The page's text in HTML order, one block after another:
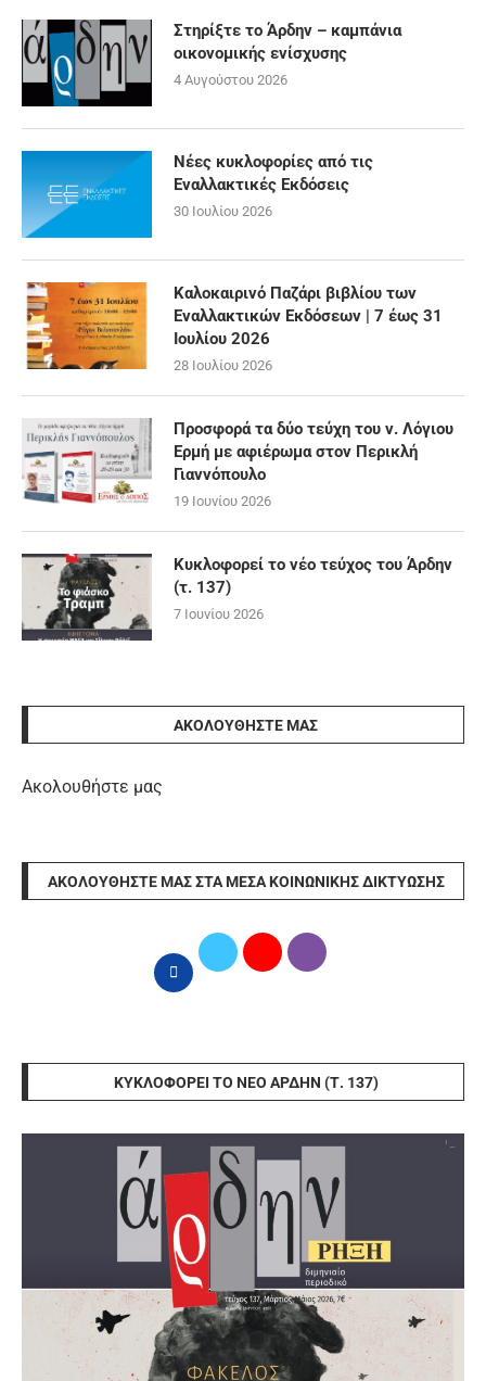
Στηρίξτε το Άρδην – καμπάνια
οικονομικής ενίσχυσης
4 Αυγούστου 2026
Νέες κυκλοφορίες από τις
Εναλλακτικές Εκδόσεις
30 Ιουλίου 2026
Καλοκαιρινό Παζάρι βιβλίου των
Εναλλακτικών Εκδόσεων | 7 έως 31
Ιουλίου 2026
28 Ιουλίου 2026
Προσφορά τα δύο τεύχη του ν. Λόγιου
Ερμή με αφιέρωμα στον Περικλή
Γιαννόπουλο
19 Ιουνίου 2026
Κυκλοφορεί το νέο τεύχος του Άρδην
(τ. 137)
7 Ιουνίου 2026
ΑΚΟΛΟΥΘΉΣΤΕ ΜΑΣ
Ακολουθήστε μας
ΑΚΟΛΟΥΘΉΣΤΕ ΜΑΣ ΣΤΑ ΜΈΣΑ ΚΟΙΝΩΝΙΚΉΣ ΔΙΚΤΎΩΣΗΣ
ΚΥΚΛΟΦΟΡΕΊ ΤΟ ΝΈΟ ΆΡΔΗΝ (Τ. 137)